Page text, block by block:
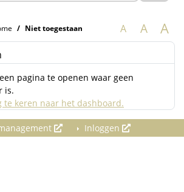
Niet toegestaan A A A
pagina te openen waar geen
is.
te keren naar het dashboard.
Inloggen